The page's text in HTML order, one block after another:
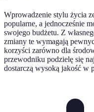
Wprowadzenie stylu życia
popularne, a jednocześnie
swojego budżetu. Z
zmiany te wymagają
korzyści zarówno dla
przewodniku podzielę się
dostarczą wysoką jakość w